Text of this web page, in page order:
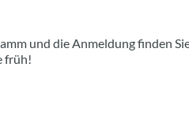
und die Anmeldung finden
früh!